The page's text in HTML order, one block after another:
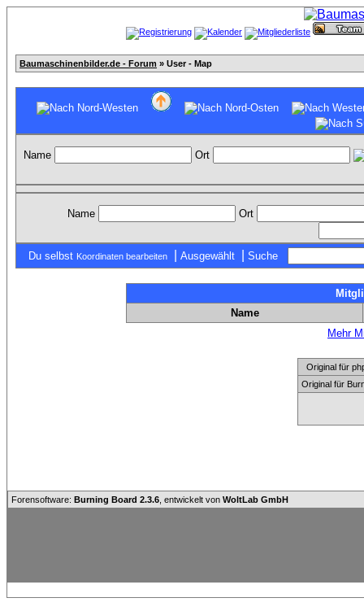
Baumaschinenbilder.de - Forum » User - Map
Name Ort
Name Ort
Du selbst Koordinaten bearbeiten Ausgewählt Suche
Name
Mehr
Original für
Original für
Forensoftware: Burning Board 2.3.6 , entwickelt von WoltLab GmbH